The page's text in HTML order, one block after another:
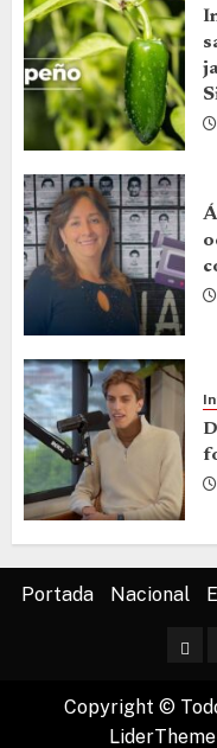
Portada Nacional
Copyright ©
LiderTheme